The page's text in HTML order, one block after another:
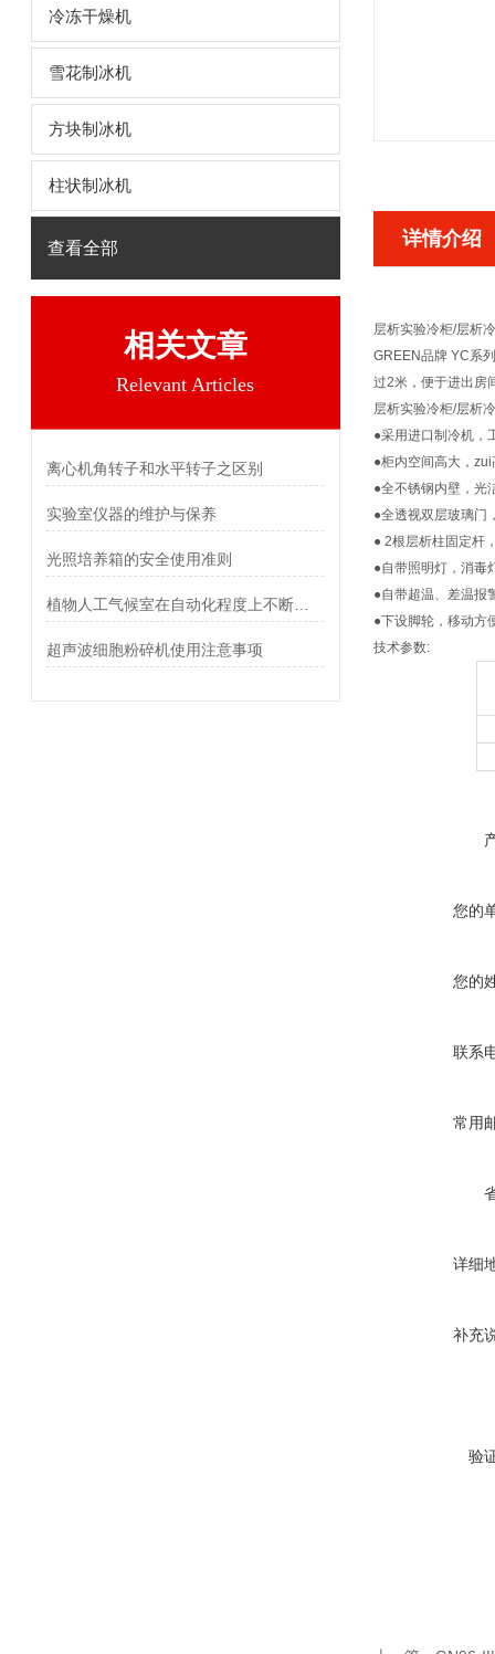
冷冻干燥机
雪花制冰机
方块制冰机
柱状制冰机
查看全部
相关文章
Relevant Articles
离心机角转子和水平转子之区别
实验室仪器的维护与保养
光照培养箱的安全使用准则
超声波细胞粉碎机使用注意事项
详情介绍
层析实验冷柜/层析
GREEN品牌 YC系
过2米，便于进出房
层析实验冷柜/层析
●采用进口制冷机，
●柜内空间高大，
●全不锈钢内壁，光
●全透视双层玻璃门
● 2根层析柱固定杆
●自带照明灯，消毒
●自带超温、差温报
●下设脚轮，移动方
技术参数:
您的
您的
联系
常用
详细
补充
验